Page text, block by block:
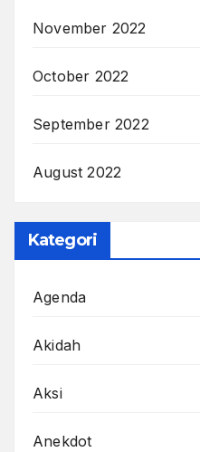
November 2022
October 2022
September 2022
August 2022
Kategori
Agenda
Akidah
Aksi
Anekdot